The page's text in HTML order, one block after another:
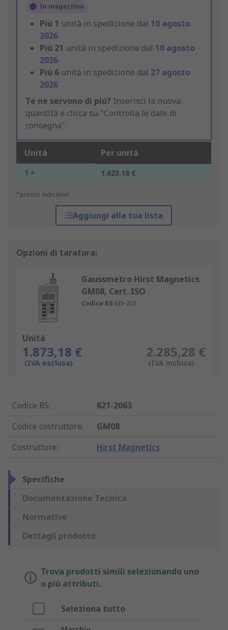
In magazzino
Più 1 unità in spedizione dal 10 agosto
2026
Più 21 unità in spedizione dal 10 agosto
2026
Più 6 unità in spedizione dal 27 agosto
2026
Te ne servono di più? Inserisci la nuova
quantità e clicca su "Controlla le date di
consegna".
Unità Per unità
1 + 1.623,18 €
*prezzo indicativo
Aggiungi alla tua lista
Opzioni di taratura:
Gaussmetro Hirst Magnetics
GM08, Cert. ISO
Codice RS435-201
Unità
1.873,18 €
(IVA esclusa)
2.285,28 €
(IVA inclusa)
Codice RS:
621-2063
Codice costruttore:
GM08
Costruttore: Hirst Magnetics
Specifiche
Documentazione Tecnica
Normative
Dettagli prodotto
Trova prodotti simili selezionando uno
o più attributi.
Seleziona tutto